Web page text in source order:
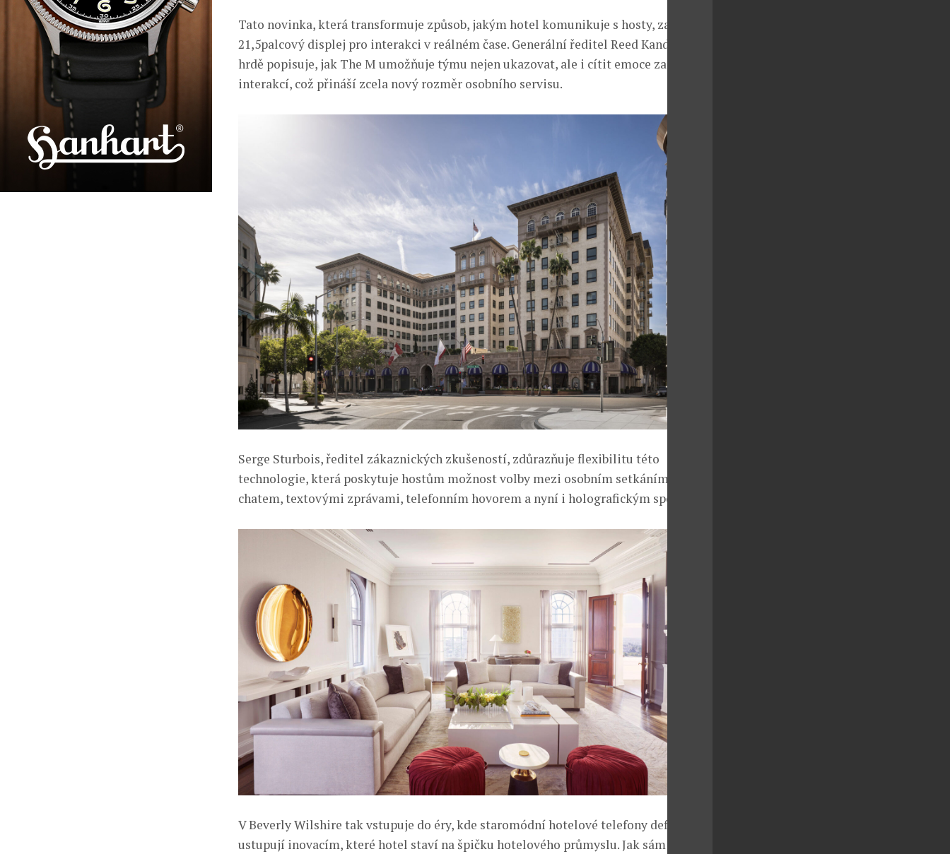
Tato novinka, která transformuje způsob, jakým hotel komunikuje s hosty, zahrnuje
21,5palcový displej pro interakci v reálném čase. Generální ředitel Reed Kandalaft
hrdě popisuje, jak The M umožňuje týmu nejen ukazovat, ale i cítit emoce za každou
interakcí, což přináší zcela nový rozměr osobního servisu.
Serge Sturbois, ředitel zákaznických zkušeností, zdůrazňuje flexibilitu této
technologie, která poskytuje hostům možnost volby mezi osobním setkáním,
chatem, textovými zprávami, telefonním hovorem a nyní i holografickým spojením.
V Beverly Wilshire tak vstupuje do éry, kde staromódní hotelové telefony definitivně
ustupují inovacím, které hotel staví na špičku hotelového průmyslu. Jak sám pan